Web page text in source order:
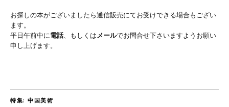
お探しの本がございましたら通信販売にてお受けできる場合もござい
ます。
平日午前中に 電話 、もしくは メールでお問合せ下さいますようお願い
申し上げます。
特集: 中国美術